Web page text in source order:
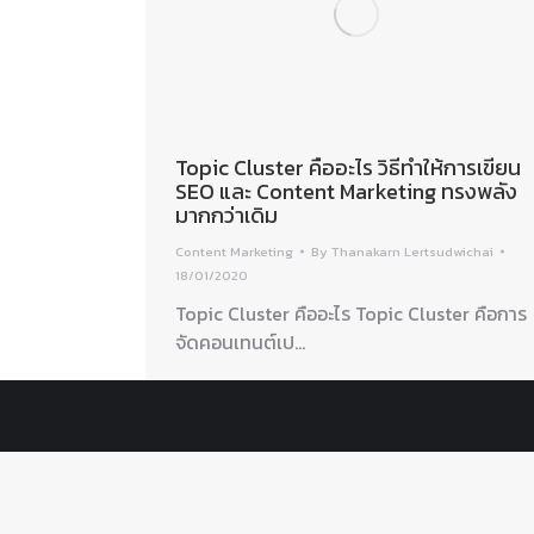
Topic Cluster คืออะไร วิธีทำให้การเขียน
SEO และ Content Marketing ทรงพลัง
มากกว่าเดิม
Content Marketing By Thanakarn Lertsudwichai
18/01/2020
Topic Cluster คืออะไร Topic Cluster คือการ
จัดคอนเทนต์เป…